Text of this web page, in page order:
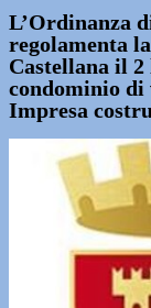
L’Ordinanza
regolamenta
Castellana il 2
condominio di
Impresa